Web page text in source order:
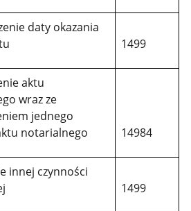
daty okazania
1499
aktu
wraz ze
jednego
notarialnego
14984
innej czynności
1499